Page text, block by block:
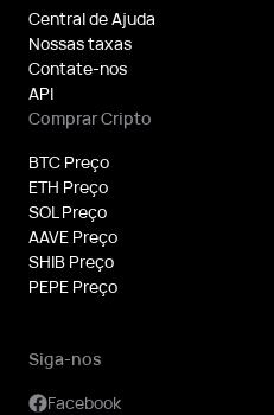
Central de Ajuda
Nossas taxas
Contate-nos
API
Comprar Cripto
BTC Preço
ETH Preço
SOL Preço
AAVE Preço
SHIB Preço
PEPE Preço
Siga-nos
Facebook